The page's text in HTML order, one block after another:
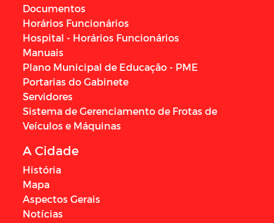
Documentos
Horários Funcionários
Hospital - Horários Funcionários
Manuais
Plano Municipal de Educação - PME
Portarias do Gabinete
Servidores
Sistema de Gerenciamento de Frotas de
Veículos e Máquinas
A Cidade
História
Mapa
Aspectos Gerais
Notícias